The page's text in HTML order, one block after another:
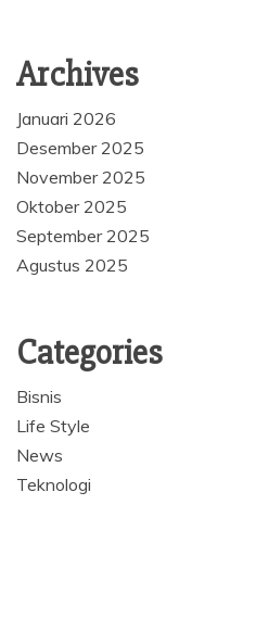
Archives
Januari 2026
Desember 2025
November 2025
Oktober 2025
September 2025
Agustus 2025
Categories
Bisnis
Life Style
News
Teknologi